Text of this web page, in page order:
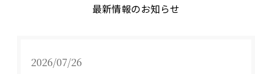
最新情報のお知らせ
2026/07/26